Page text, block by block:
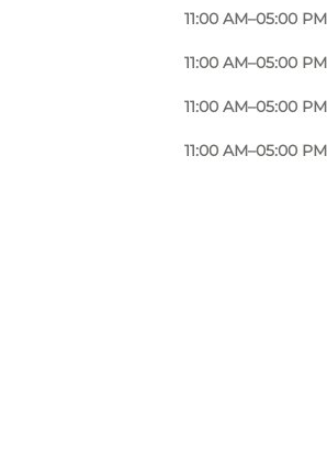
11:00 AM–05:00 PM
11:00 AM–05:00 PM
11:00 AM–05:00 PM
11:00 AM–05:00 PM